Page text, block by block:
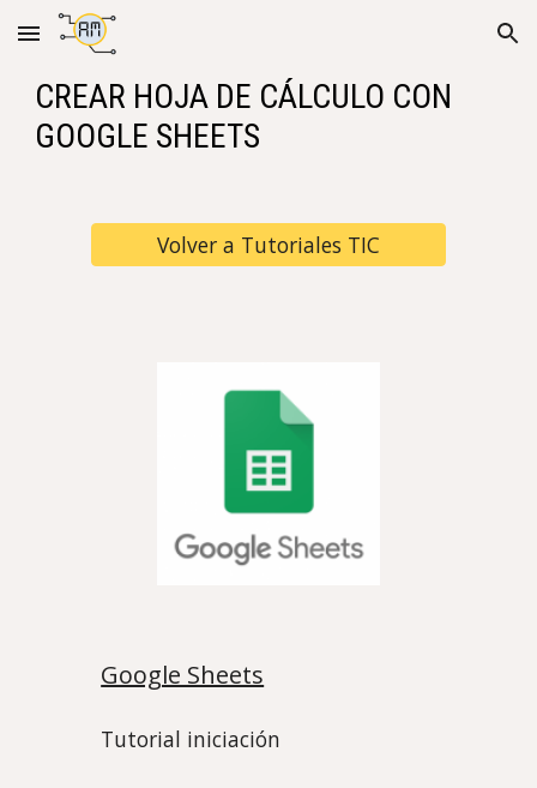
Skip to main content Skip to navigation
CREAR HOJA DE CÁLCULO CON
GOOGLE SHEETS
Volver a Tutoriales TIC
Google Sheets
Tutorial iniciación